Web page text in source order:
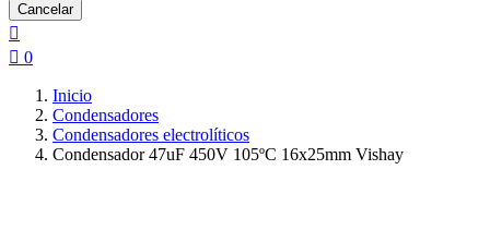
Cancelar

 0
Inicio
Condensadores
Condensadores electrolíticos
Condensador 47uF 450V 105ºC 16x25mm Vishay